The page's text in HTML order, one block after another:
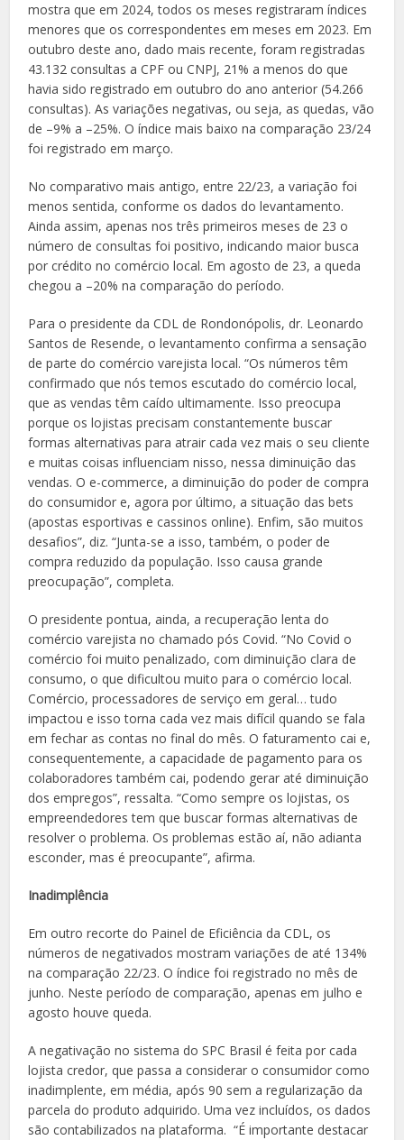
mostra que em 2024, todos os meses registraram índices
menores que os correspondentes em meses em 2023. Em
outubro deste ano, dado mais recente, foram registradas
43.132 consultas a CPF ou CNPJ, 21% a menos do que
havia sido registrado em outubro do ano anterior (54.266
consultas). As variações negativas, ou seja, as quedas, vão
de –9% a –25%. O índice mais baixo na comparação 23/24
foi registrado em março.
No comparativo mais antigo, entre 22/23, a variação foi
menos sentida, conforme os dados do levantamento.
Ainda assim, apenas nos três primeiros meses de 23 o
número de consultas foi positivo, indicando maior busca
por crédito no comércio local. Em agosto de 23, a queda
chegou a –20% na comparação do período.
Para o presidente da CDL de Rondonópolis, dr. Leonardo
Santos de Resende, o levantamento confirma a sensação
de parte do comércio varejista local. “Os números têm
confirmado que nós temos escutado do comércio local,
que as vendas têm caído ultimamente. Isso preocupa
porque os lojistas precisam constantemente buscar
formas alternativas para atrair cada vez mais o seu cliente
e muitas coisas influenciam nisso, nessa diminuição das
vendas. O e-commerce, a diminuição do poder de compra
do consumidor e, agora por último, a situação das bets
(apostas esportivas e cassinos online). Enfim, são muitos
desafios”, diz. “Junta-se a isso, também, o poder de
compra reduzido da população. Isso causa grande
preocupação”, completa.
O presidente pontua, ainda, a recuperação lenta do
comércio varejista no chamado pós Covid. “No Covid o
comércio foi muito penalizado, com diminuição clara de
consumo, o que dificultou muito para o comércio local.
Comércio, processadores de serviço em geral… tudo
impactou e isso torna cada vez mais difícil quando se fala
em fechar as contas no final do mês. O faturamento cai e,
consequentemente, a capacidade de pagamento para os
colaboradores também cai, podendo gerar até diminuição
dos empregos”, ressalta. “Como sempre os lojistas, os
empreendedores tem que buscar formas alternativas de
resolver o problema. Os problemas estão aí, não adianta
esconder, mas é preocupante”, afirma.
Inadimplência
Em outro recorte do Painel de Eficiência da CDL, os
números de negativados mostram variações de até 134%
na comparação 22/23. O índice foi registrado no mês de
junho. Neste período de comparação, apenas em julho e
agosto houve queda.
A negativação no sistema do SPC Brasil é feita por cada
lojista credor, que passa a considerar o consumidor como
inadimplente, em média, após 90 sem a regularização da
parcela do produto adquirido. Uma vez incluídos, os dados
são contabilizados na plataforma. “É importante destacar